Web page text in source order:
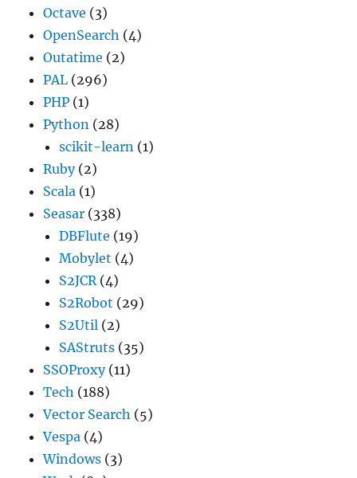
Octave (3)
OpenSearch (4)
Outatime (2)
PAL (296)
PHP (1)
Python (28)
scikit-learn (1)
Ruby(2)
Scala (1)
Seasar (338)
DBFlute (19)
Mobylet (4)
S2JCR(4)
S2Robot (29)
S2Util (2)
SAStruts (35)
SSOProxy(11)
Tech (188)
Vector Search (5)
Vespa (4)
Windows (3)